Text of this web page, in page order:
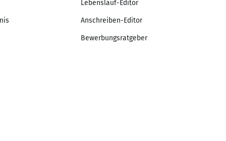
Lebenslauf-Editor
Anschreiben-Editor
Bewerbungsratgeber